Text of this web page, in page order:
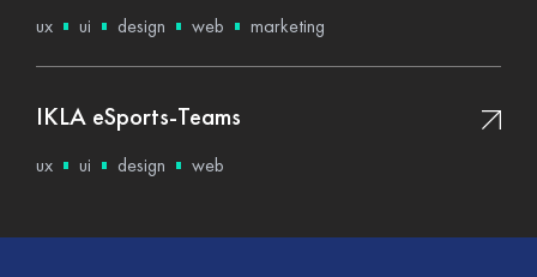
ux ui design web marketing
IKLA eSports-Teams
ux ui design web